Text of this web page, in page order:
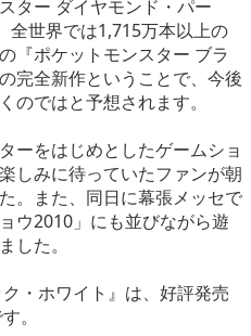
ター ダイヤモンド・パー
全世界では1,715万本以上の
『ポケットモンスター ブラ
完全新作ということで、今後
のではと予想されます。
ーをはじめとしたゲームショ
しみに待っていたファンが朝
。また、同日に幕張メッセで
ウ2010」にも並びながら遊
した。
・ホワイト』は、好評発売
。